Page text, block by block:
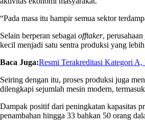
“Pada masa itu hampir semua sektor
Selain berperan sebagai offtaker,
kecil menjadi satu sentra produksi yang
Baca Juga:Resmi Terakreditasi Kategori
Seiring dengan itu, proses produksi juga
dilengkapi sejumlah mesin modern,
Dampak positif dari peningkatan kapasitas
penambahan hingga 33 bahkan 50 orang